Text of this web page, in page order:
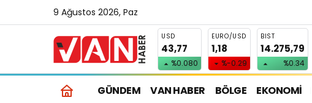
9 Ağustos 2026, Paz
USD
43,77
%0.080
EURO/USD
1,18
%-0.29
BIST
14.275,79
%0.34
GÜNDEM VAN HABER BÖLGE EKONOMİ